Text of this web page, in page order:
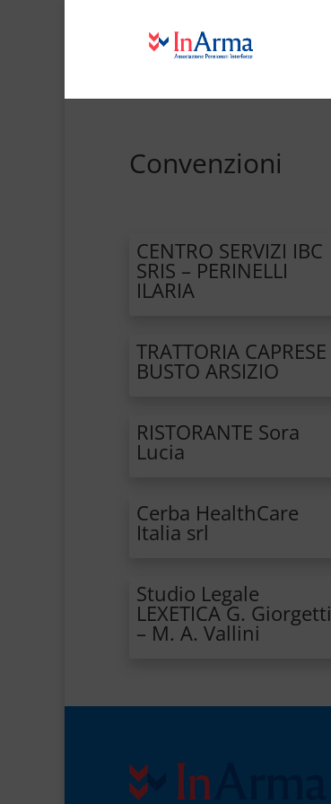
Convenzioni
CENTRO SERVIZI IBC
SRIS – PERINELLI
ILARIA
TRATTORIA CAPRESE
BUSTO ARSIZIO
RISTORANTE Sora
Lucia
Cerba HealthCare
Italia srl
Studio Legale
LEXETICA G. Giorgetti
– M. A. Vallini